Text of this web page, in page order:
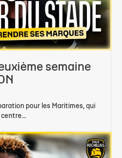
semaine
pour les Maritimes, qui